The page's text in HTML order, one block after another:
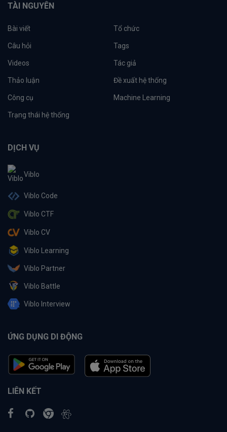
TÀI NGUYÊN
Bài viết Tổ chức
Câu hỏi Tags
Videos Tác giả
Thảo luận Đề xuất hệ thống
Công cụ Machine Learning
Trạng thái hệ thống
DỊCH VỤ
Viblo
Viblo Code
Viblo CTF
Viblo CV
Viblo Learning
Viblo Partner
Viblo Battle
Viblo Interview
ỨNG DỤNG DI ĐỘNG
LIÊN KẾT